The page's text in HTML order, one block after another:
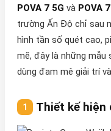
POVA 7 5G và POVA
trường Ấn Độ chỉ sau
hình tần số quét cao,
mẽ, đây là những
dùng đam mê giải trí
Thiết kế hiện